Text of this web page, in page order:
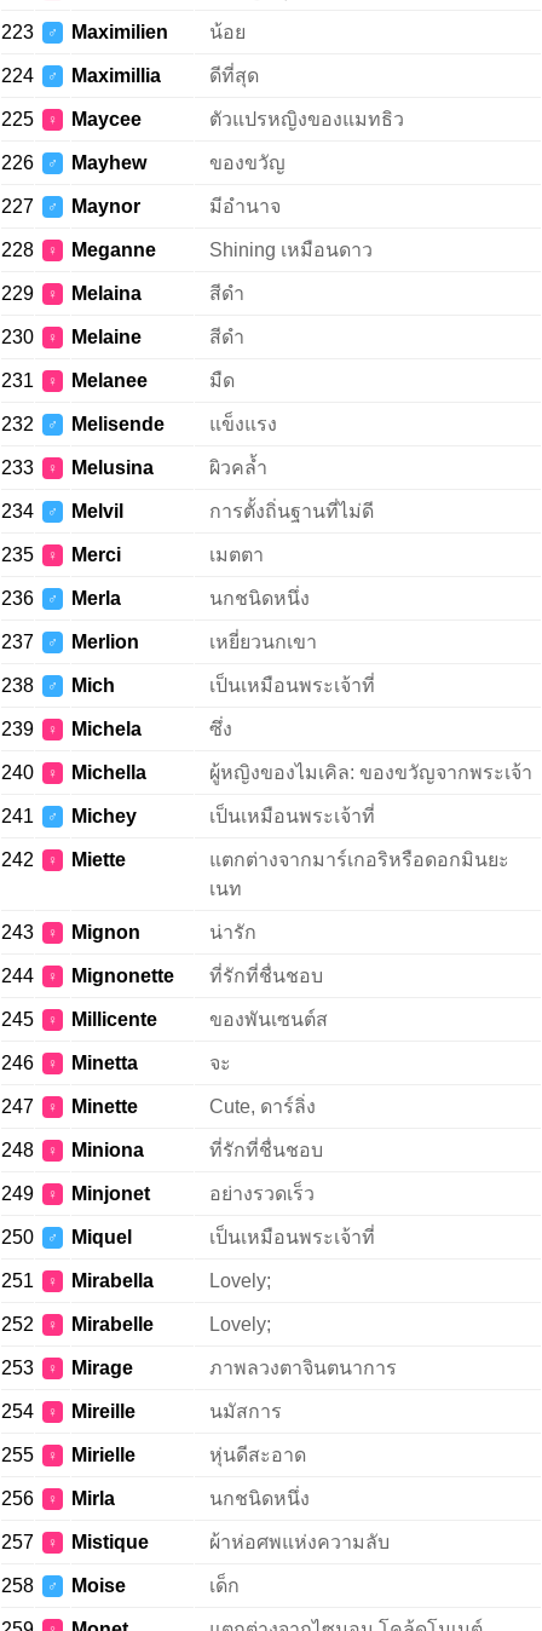
223 ♂ Maximilien น้อย
224 ♂ Maximillia ดีที่สุด
225 ♀ Maycee ตัวแปรหญิงของแมทธิว
226 ♂ Mayhew ของขวัญ
227 ♂ Maynor มีอำนาจ
228 ♀ Meganne Shining เหมือนดาว
229 ♀ Melaina สีดำ
230 ♀ Melaine สีดำ
231 ♀ Melanee มืด
232 ♂ Melisende แข็งแรง
233 ♀ Melusina ผิวคล้ำ
234 ♂ Melvil การตั้งถิ่นฐานที่ไม่ดี
235 ♀ Merci เมตตา
236 ♂ Merla นกชนิดหนึ่ง
237 ♂ Merlion เหยี่ยวนกเขา
238 ♂ Mich เป็นเหมือนพระเจ้าที่
239 ♀ Michela ซึ่ง
240 ♀ Michella ผู้หญิงของไมเคิล: ของขวัญจากพระเจ้า
241 ♂ Michey เป็นเหมือนพระเจ้าที่
242 ♀ Miette
แตกต่างจากมาร์เกอริหรือดอกมินยะ
เนท
243 ♀ Mignon น่ารัก
244 ♀ Mignonette ที่รักที่ชื่นชอบ
245 ♀ Millicente ของพันเซนต์ส
246 ♀ Minetta จะ
247 ♀ Minette Cute, ดาร์ลิ่ง
248 ♀ Miniona ที่รักที่ชื่นชอบ
249 ♀ Minjonet อย่างรวดเร็ว
250 ♂ Miquel เป็นเหมือนพระเจ้าที่
251 ♀ Mirabella Lovely;
252 ♀ Mirabelle Lovely;
253 ♀ Mirage ภาพลวงตาจินตนาการ
254 ♀ Mireille นมัสการ
255 ♀ Mirielle หุ่นดีสะอาด
256 ♀ Mirla นกชนิดหนึ่ง
257 ♀ Mistique ผ้าห่อศพแห่งความลับ
258 ♂ Moise เด็ก